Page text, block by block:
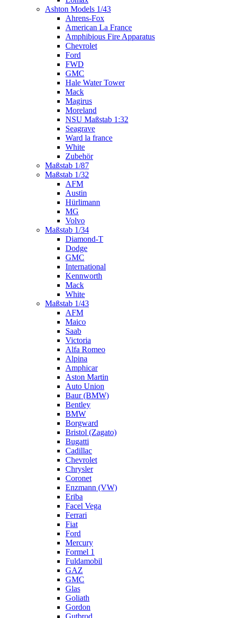
Ashton Models 1/43
Ahrens-Fox
American La France
Amphibious Fire Apparatus
Chevrolet
Ford
FWD
GMC
Hale Water Tower
Mack
Magirus
Moreland
NSU Maßstab 1:32
Seagrave
Ward la france
White
Zubehör
Maßstab 1/87
Maßstab 1/32
AFM
Austin
Hürlimann
MG
Volvo
Maßstab 1/34
Diamond-T
Dodge
GMC
International
Kennworth
Mack
White
Maßstab 1/43
AFM
Maico
Saab
Victoria
Alfa Romeo
Alpina
Amphicar
Aston Martin
Auto Union
Baur (BMW)
Bentley
BMW
Borgward
Bristol (Zagato)
Bugatti
Cadillac
Chevrolet
Chrysler
Coronet
Enzmann (VW)
Eriba
Facel Vega
Ferrari
Fiat
Ford
Mercury
Formel 1
Fuldamobil
GAZ
GMC
Glas
Goliath
Gordon
Gutbrod